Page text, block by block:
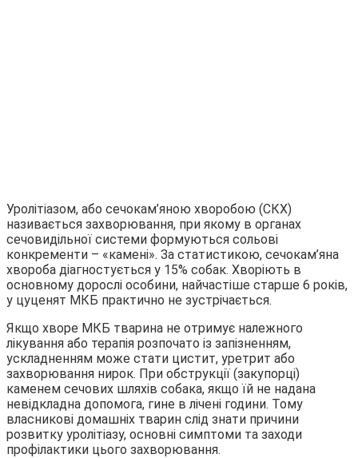
Уролітіазом, або сечокам’яною хворобою (СКХ)
називається захворювання, при якому в органах
сечовидільної системи формуються сольові
конкременти – «камені». За статистикою, сечокам’яна
хвороба діагностується у 15% собак. Хворіють в
основному дорослі особини, найчастіше старше 6 років,
у цуценят МКБ практично не зустрічається.
Якщо хворе МКБ тварина не отримує належного
лікування або терапія розпочато із запізненням,
ускладненням може стати цистит, уретрит або
захворювання нирок. При обструкції (закупорці)
каменем сечових шляхів собака, якщо їй не надана
невідкладна допомога, гине в лічені години. Тому
власникові домашніх тварин слід знати причини
розвитку уролітіазу, основні симптоми та заходи
профілактики цього захворювання.